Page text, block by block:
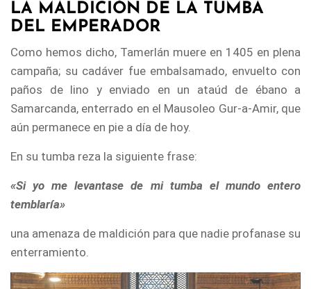
LA MALDICIÓN DE LA TUMBA
DEL EMPERADOR
Como hemos dicho, Tamerlán muere en 1405 en plena
campaña; su cadáver fue embalsamado, envuelto con
paños de lino y enviado en un ataúd de ébano a
Samarcanda, enterrado en el Mausoleo Gur-a-Amir, que
aún permanece en pie a día de hoy.
En su tumba reza la siguiente frase:
«Si yo me levantase de mi tumba el mundo entero
temblaría»
una amenaza de maldición para que nadie profanase su
enterramiento.